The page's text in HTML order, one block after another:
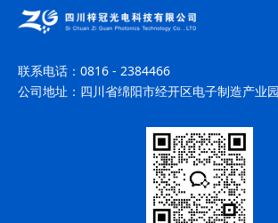
联系电话： 0816 - 2384466
公司地址： 四川省绵阳市经开区电子制造产业